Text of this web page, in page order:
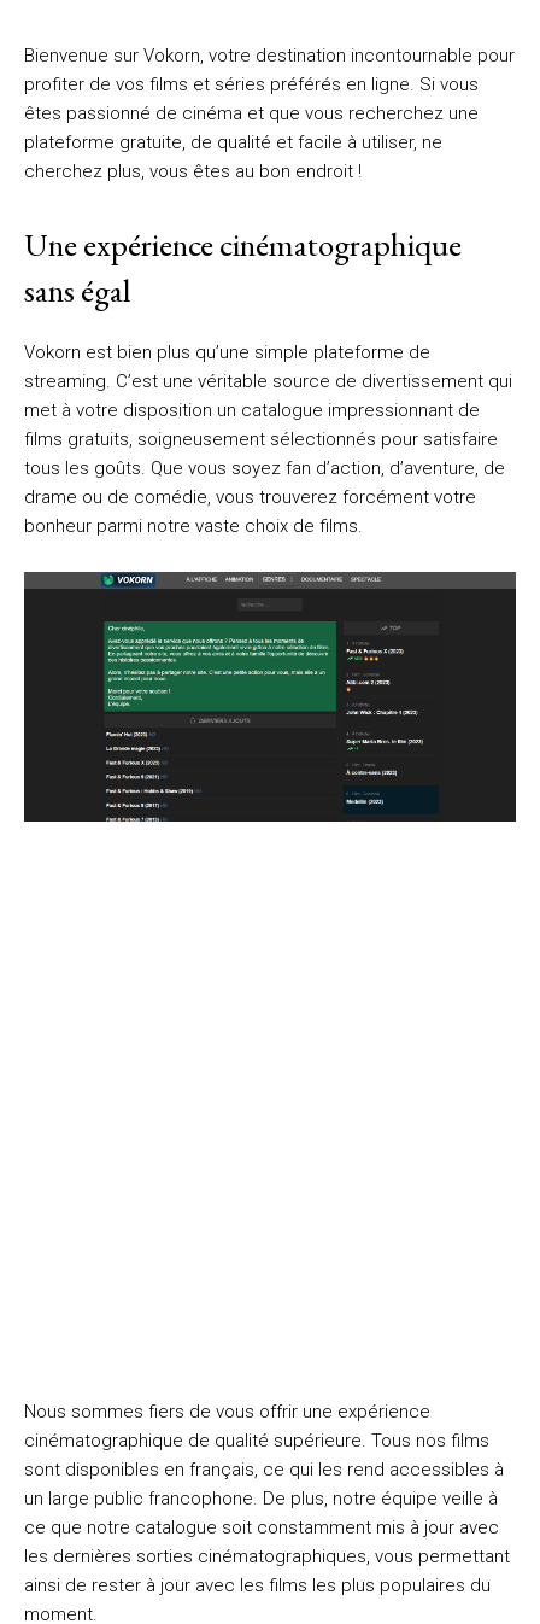
Bienvenue sur Vokorn, votre destination incontournable pour
profiter de vos films et séries préférés en ligne. Si vous
êtes passionné de cinéma et que vous recherchez une
plateforme gratuite, de qualité et facile à utiliser, ne
cherchez plus, vous êtes au bon endroit !
Une expérience cinématographique
sans égal
Vokorn est bien plus qu’une simple plateforme de
streaming. C’est une véritable source de divertissement qui
met à votre disposition un catalogue impressionnant de
films gratuits, soigneusement sélectionnés pour satisfaire
tous les goûts. Que vous soyez fan d’action, d’aventure, de
drame ou de comédie, vous trouverez forcément votre
bonheur parmi notre vaste choix de films.
Nous sommes fiers de vous offrir une expérience
cinématographique de qualité supérieure. Tous nos films
sont disponibles en français, ce qui les rend accessibles à
un large public francophone. De plus, notre équipe veille à
ce que notre catalogue soit constamment mis à jour avec
les dernières sorties cinématographiques, vous permettant
ainsi de rester à jour avec les films les plus populaires du
moment.